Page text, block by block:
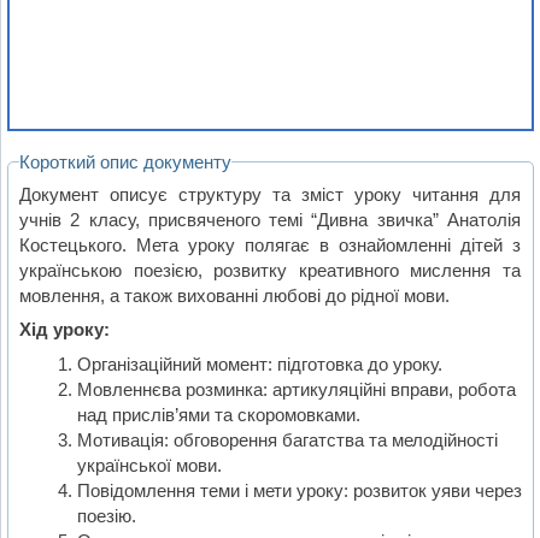
Короткий опис документу
Документ описує структуру та зміст уроку читання для
учнів 2 класу, присвяченого темі “Дивна звичка” Анатолія
Костецького. Мета уроку полягає в ознайомленні дітей з
українською поезією, розвитку креативного мислення та
мовлення, а також вихованні любові до рідної мови.
Хід уроку:
Організаційний момент: підготовка до уроку.
Мовленнєва розминка: артикуляційні вправи, робота
над прислів’ями та скоромовками.
Мотивація: обговорення багатства та мелодійності
української мови.
Повідомлення теми і мети уроку: розвиток уяви через
поезію.